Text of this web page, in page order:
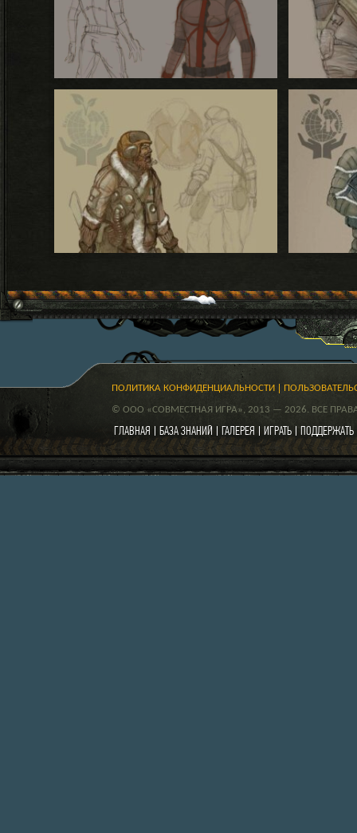
ПОЛИТИКА КОНФИДЕНЦИАЛЬНОСТИ
© ООО «СОВМЕСТНАЯ ИГРА», 2013 — 2026. ВСЕ
ГЛАВНАЯ БАЗА ЗНАНИЙ ГАЛЕРЕЯ ИГРАТЬ ПОДДЕРЖАТЬ